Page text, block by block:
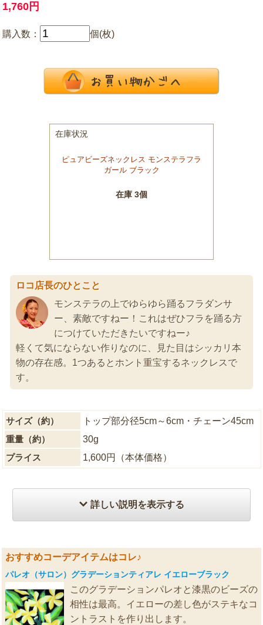
1,760円
購入数： 個(枚)
ロコ店長のひとこと
モンステラの上でゆらゆら踊るフラダンサ
ー、素敵ですねー！これはぜひフラを踊る方
につけていただきたいですねー♪
軽くて気にならない作りなのに、見た目はシッカリ本
物の存在感。1つあるとホント重宝するネックレスで
す。
サイズ（約）
トップ部分径5cm～6cm・チェーン45cm
重量（約）
30g
プライス
1,600円（本体価格）
詳しい説明を表示する
おすすめコーデアイテムはコレ♪
パレオ（サロン）グラデーションティアレ イエローブラック
このグラデーションパレオと漆黒のビーズの
相性は最高。イエローの差し色がステキなコ
ントラストを作り出します。